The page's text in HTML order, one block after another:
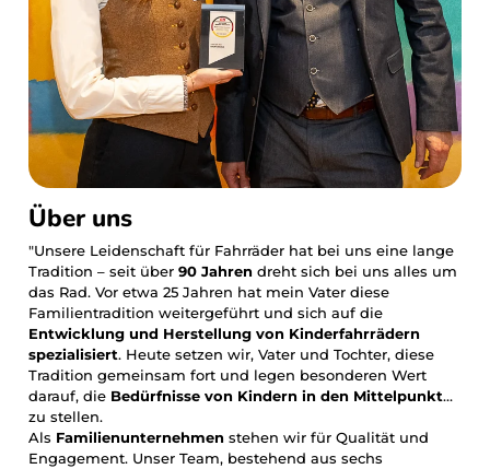
Über uns
"Unsere Leidenschaft für Fahrräder hat bei uns eine lange
Tradition – seit über 90 Jahrendreht sich bei uns alles um
das Rad. Vor etwa 25 Jahren hat mein Vater diese
Familientradition weitergeführt und sich auf die
Entwicklung und Herstellung von Kinderfahrrädern
spezialisiert. Heute setzen wir, Vater und Tochter, diese
Tradition gemeinsam fort und legen besonderen Wert
darauf, die Bedürfnisse von Kindern in den Mittelpunkt
zu stellen.
Als Familienunternehmenstehen wir für Qualität und
Engagement. Unser Team, bestehend aus sechs